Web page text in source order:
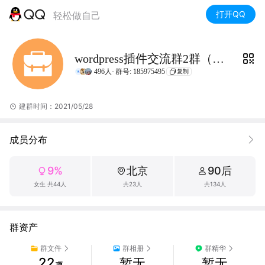
轻松做自己 打开QQ
wordpress插件交流群2群（沃之涛科技）
496人· 群号: 185975495 复制
建群时间：2021/05/28
成员分布
9%
女生 共44人
北京
共23人
90后
共134人
群资产
群文件 群相册 群精华